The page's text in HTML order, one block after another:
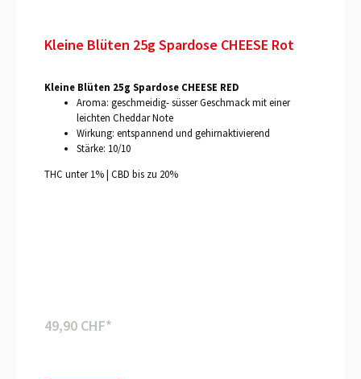
Kleine Blüten 25g Spardose CHEESE Rot
Kleine Blüten 25g Spardose CHEESE RED
Aroma: geschmeidig- süsser Geschmack mit einer
leichten Cheddar Note
Wirkung: entspannend und gehirnaktivierend
Stärke: 10/10
THC unter 1% | CBD bis zu 20%
49,90 CHF*